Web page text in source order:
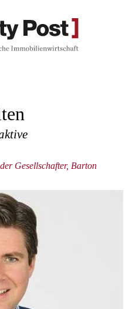
Gesellschafter, Barton